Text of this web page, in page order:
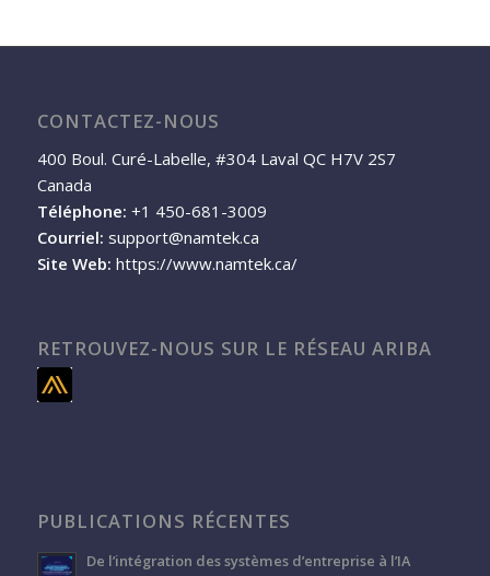
CONTACTEZ-NOUS
400 Boul. Curé-Labelle, #304 Laval QC H7V 2S7
Canada
Téléphone: +1 450-681-3009
Courriel: support@namtek.ca
Site Web: https://www.namtek.ca/
RETROUVEZ-NOUS SUR LE RÉSEAU ARIBA
PUBLICATIONS RÉCENTES
De l’intégration des systèmes d’entreprise à l’IA